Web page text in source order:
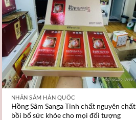
NHÂN SÂM HÀN QUỐC
Hồng Sâm Sanga Tinh chất nguyên chất
bồi bổ sức khỏe cho mọi đối tượng